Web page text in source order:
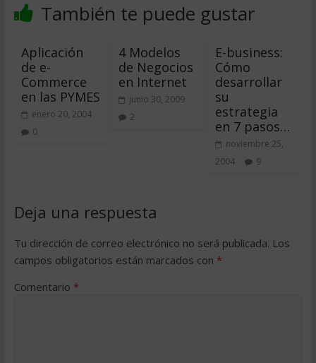
También te puede gustar
Aplicación
de e-
Commerce
en las PYMES
enero 20, 2004
0
4 Modelos
de Negocios
en Internet
junio 30, 2009
2
E-business:
Cómo
desarrollar
su
estrategia
en 7 pasos…
noviembre 25,
2004
9
Deja una respuesta
Tu dirección de correo electrónico no será publicada. Los
campos obligatorios están marcados con *
Comentario *